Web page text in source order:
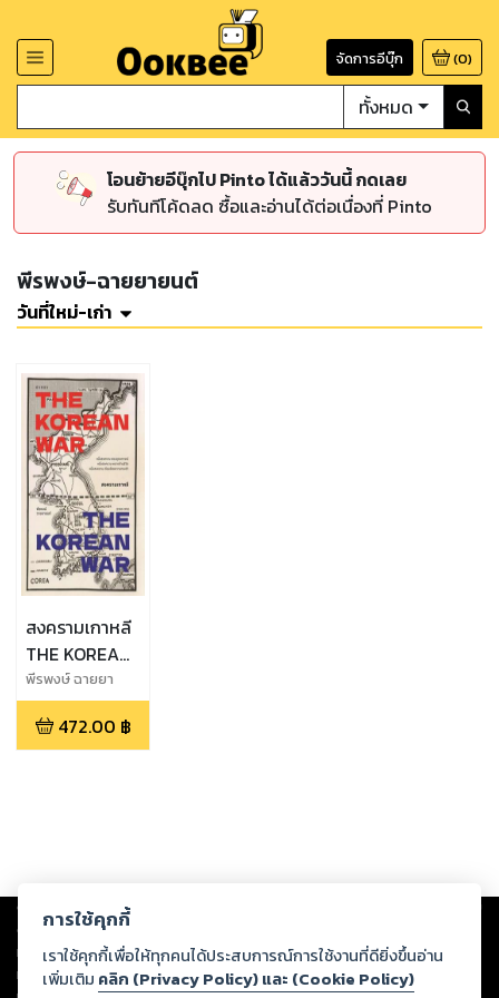
จัดการอีบุ๊ก (0)
ทั้งหมด
โอนย้ายอีบุ๊กไป Pinto ได้แล้ววันนี้ กดเลย
รับทันทีโค้ดลด ซื้อและอ่านได้ต่อเนื่องที่ Pinto
พีรพงษ์-ฉายยายนต์
วันที่ใหม่-เก่า
สงครามเกาหลี
THE KOREAN
WAR
พีรพงษ์ ฉายยา
ยนต์
472.00 ฿
Copyright © 2026
ต่อผลงานหรือเนื้อหาใดที่อัปโหลดผ่านเว็บไซต์และปรากฏว่าละเมิดสิทธิใน
ทรัพย์สินทางปัญญาของบุคคลอื่นหรือขัดต่อกฎหมายและศีลธรรม ดังนั้น ผู้อ่าน
ทุกท่านโปรดใช้วิจารณญาณในการกลั่นกรองด้วยตนเอง และหากท่านพบว่าส่วน
การใช้คุกกี้
เราใช้คุกกี้เพื่อให้ทุกคนได้ประสบการณ์การใช้งานที่ดียิ่งขึ้นอ่าน
เพิ่มเติม คลิก (Privacy Policy) และ (Cookie Policy)